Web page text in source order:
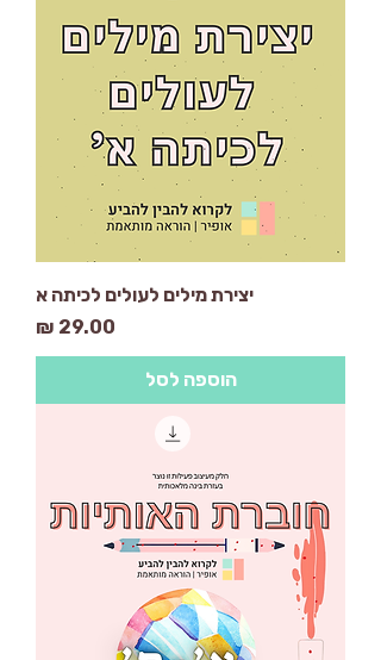
יצירת מילים לעולים לכיתה א
מחיר
הוספה לסל